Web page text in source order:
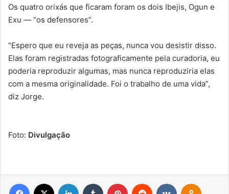
Os quatro orixás que ficaram foram os dois Ibejis, Ogun e
Exu — “os defensores”.
“Espero que eu reveja as peças, nunca vou desistir disso.
Elas foram registradas fotograficamente pela curadoria, eu
poderia reproduzir algumas, mas nunca reproduziria elas
com a mesma originalidade. Foi o trabalho de uma vida”,
diz Jorge.
Foto: Divulgação
Facebook Linkedin Tumblr Pinterest Reddit